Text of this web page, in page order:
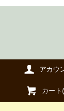
アカウ
カート(